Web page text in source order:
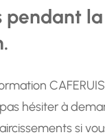
pendant la
hésiter à
si